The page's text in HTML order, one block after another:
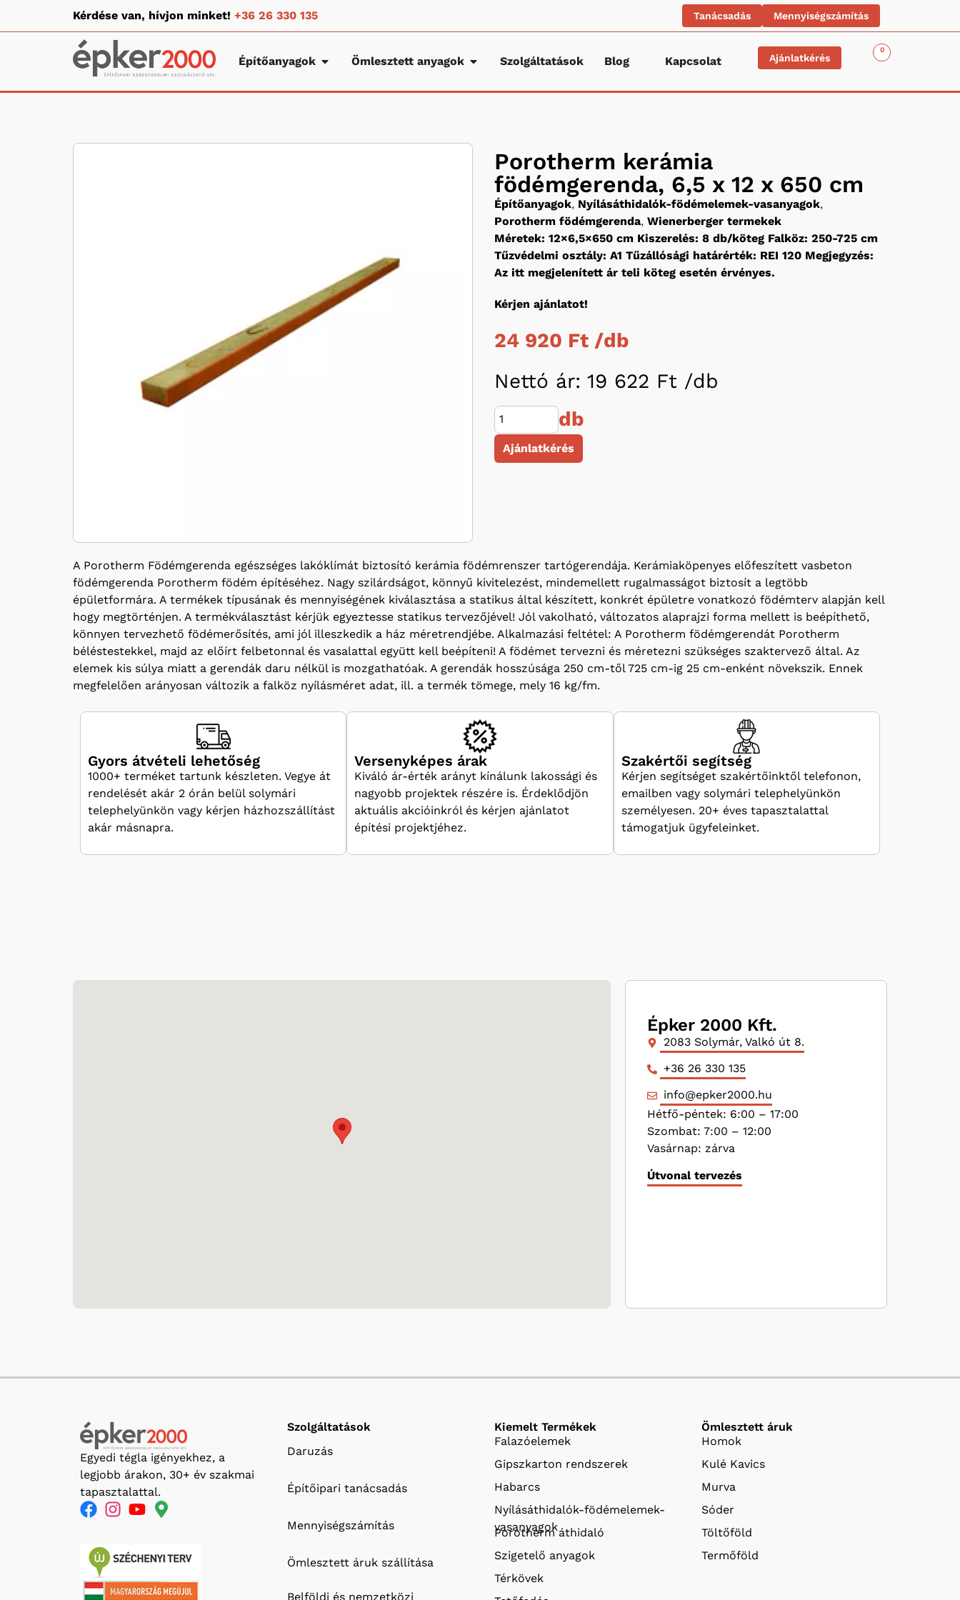
Kérdése van, hívjon minket! +36 26 330 135 Tanácsadás Mennyiségszámítás
Építőanyagok Ömlesztett anyagok Szolgáltatások Blog Kapcsolat Ajánlatkérés
0
Porotherm kerámia
födémgerenda, 6,5 x 12 x 650 cm
Építőanyagok, Nyílásáthidalók-födémelemek-vasanyagok,
Porotherm födémgerenda, Wienerberger termekek
Méretek: 12×6,5×650 cm Kiszerelés: 8 db/köteg Falköz: 250-725 cm
Tűzvédelmi osztály: A1 Tűzállósági határérték: REI 120 Megjegyzés:
Az itt megjelenített ár teli köteg esetén érvényes.
Kérjen ajánlatot!
24 920 Ft /db
Nettó ár: 19 622 Ft /db
db
Ajánlatkérés
A Porotherm Födémgerenda egészséges lakóklímát biztosító kerámia födémrenszer tartógerendája. Kerámiaköpenyes előfeszített vasbeton
födémgerenda Porotherm födém építéséhez. Nagy szilárdságot, könnyű kivitelezést, mindemellett rugalmasságot biztosít a legtöbb
épületformára. A termékek típusának és mennyiségének kiválasztása a statikus által készített, konkrét épületre vonatkozó födémterv alapján kell
hogy megtörténjen. A termékválasztást kérjük egyeztesse statikus tervezőjével! Jól vakolható, változatos alaprajzi forma mellett is beépíthető,
könnyen tervezhető födémerősítés, ami jól illeszkedik a ház méretrendjébe. Alkalmazási feltétel: A Porotherm födémgerendát Porotherm
béléstestekkel, majd az előírt felbetonnal és vasalattal együtt kell beépíteni! A födémet tervezni és méretezni szükséges szaktervező által. Az
elemek kis súlya miatt a gerendák daru nélkül is mozgathatóak. A gerendák hosszúsága 250 cm-től 725 cm-ig 25 cm-enként növekszik. Ennek
megfelelően arányosan változik a falköz nyílásméret adat, ill. a termék tömege, mely 16 kg/fm.
Gyors átvételi lehetőség
1000+ terméket tartunk készleten. Vegye át
rendelését akár 2 órán belül solymári
telephelyünkön vagy kérjen házhozszállítást
akár másnapra.
Versenyképes árak
Kiváló ár-érték arányt kínálunk lakossági és
nagyobb projektek részére is. Érdeklődjön
aktuális akcióinkról és kérjen ajánlatot
építési projektjéhez.
Szakértői segítség
Kérjen segítséget szakértőinktől telefonon,
emailben vagy solymári telephelyünkön
személyesen. 20+ éves tapasztalattal
támogatjuk ügyfeleinket.
Épker 2000 Kft.
2083 Solymár, Valkó út 8.
+36 26 330 135
info@epker2000.hu
Hétfő-péntek: 6:00 – 17:00
Szombat: 7:00 – 12:00
Vasárnap: zárva
Útvonal tervezés
Egyedi tégla igényekhez, a
legjobb árakon, 30+ év szakmai
tapasztalattal.
Szolgáltatások
Daruzás
Építőipari tanácsadás
Mennyiségszámítás
Ömlesztett áruk szállítása
Belföldi és nemzetközi
Kiemelt Termékek
Falazóelemek
Gipszkarton rendszerek
Habarcs
Nyílásáthidalók-födémelemek-
vasanyagok
Porotherm áthidaló
Szigetelő anyagok
Térkövek
Ömlesztett áruk
Homok
Kulé Kavics
Murva
Sóder
Töltőföld
Termőföld